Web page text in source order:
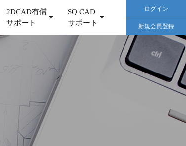
2DCAD有償
サポート
SQ CAD
サポート
ログイン
新規会員登録